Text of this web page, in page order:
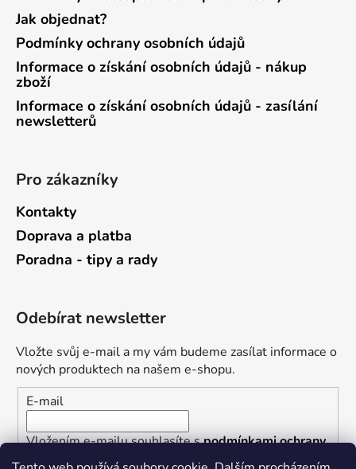
Jak objednat?
Podmínky ochrany osobních údajů
Informace o získání osobních údajů - nákup
zboží
Informace o získání osobních údajů - zasílání
newsletterů
Pro zákazníky
Kontakty
Doprava a platba
Poradna - tipy a rady
Odebírat newsletter
Vložte svůj e-mail a my vám budeme zasílat informace o
nových produktech na našem e-shopu.
E-mail
Vložením e-mailu souhlasíte spodmínkami ochrany
osobních údajů